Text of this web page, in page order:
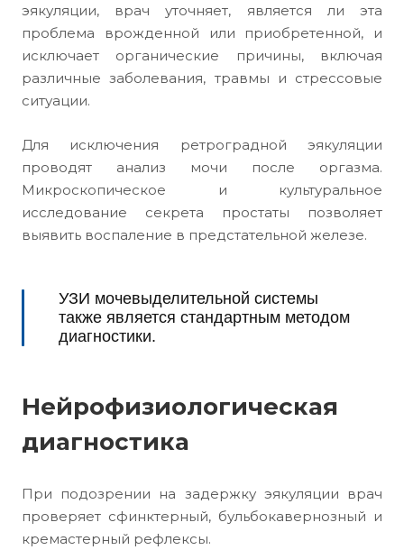
эякуляции, врач уточняет, является ли эта
проблема врожденной или приобретенной, и
исключает органические причины, включая
различные заболевания, травмы и стрессовые
ситуации.
Для исключения ретроградной эякуляции
проводят анализ мочи после оргазма.
Микроскопическое и культуральное
исследование секрета простаты позволяет
выявить воспаление в предстательной железе.
УЗИ мочевыделительной системы
также является стандартным методом
диагностики.
Нейрофизиологическая
диагностика
При подозрении на задержку эякуляции врач
проверяет сфинктерный, бульбокавернозный и
кремастерный рефлексы.